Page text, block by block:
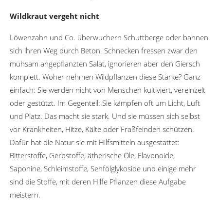
Wildkraut vergeht nicht
Löwenzahn und Co. überwuchern Schuttberge oder bahnen
sich ihren Weg durch Beton. Schnecken fressen zwar den
mühsam angepflanzten Salat, ignorieren aber den Giersch
komplett. Woher nehmen Wildpflanzen diese Stärke? Ganz
einfach: Sie werden nicht von Menschen kultiviert, vereinzelt
oder gestützt. Im Gegenteil: Sie kämpfen oft um Licht, Luft
und Platz. Das macht sie stark. Und sie müssen sich selbst
vor Krankheiten, Hitze, Kälte oder Fraßfeinden schützen.
Dafür hat die Natur sie mit Hilfsmitteln ausgestattet:
Bitterstoffe, Gerbstoffe, ätherische Öle, Flavonoide,
Saponine, Schleimstoffe, Senfölglykoside und einige mehr
sind die Stoffe, mit deren Hilfe Pflanzen diese Aufgabe
meistern.